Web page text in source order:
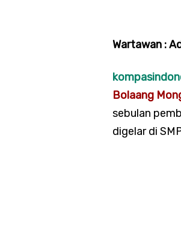
Wartawan :
Bolaang
sebulan
digelar di